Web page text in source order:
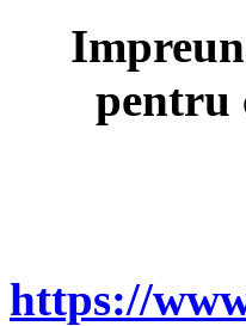
pentru
https://